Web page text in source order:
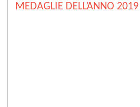
MEDAGLIE DELL’ANNO